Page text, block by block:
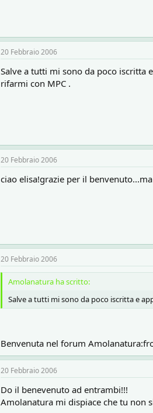
20 Febbraio 2006
Salve a tutti mi sono da poco iscritta
rifarmi con MPC .
20 Febbraio 2006
ciao elisa!grazie per il
20 Febbraio 2006
Amolanatura ha scritto:
Salve a tutti mi sono da poco iscritta e
Benvenuta nel forum
20 Febbraio 2006
Do il benevenuto ad entrambi!!!
Amolanatura mi dispiace che tu non